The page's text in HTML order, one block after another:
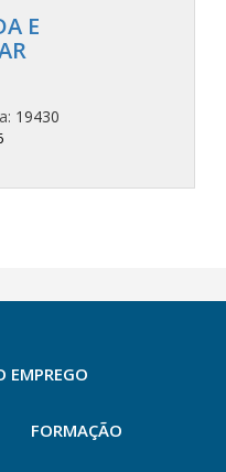
E
19430
EMPREGO
FORMAÇÃO